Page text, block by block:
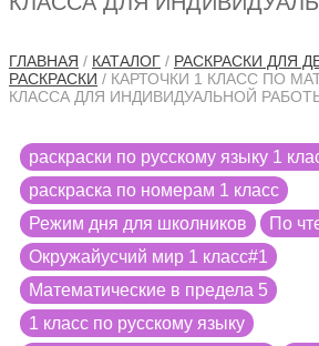
ГЛАВНАЯ / КАТАЛОГ / РАСКРАСКИ ДЛЯ
РАСКРАСКИ / КАРТОЧКИ 1 КЛАСС ПО
КЛАССА ДЛЯ ИНДИВИДУАЛЬНОЙ
раскраски по русскому языку 1
раскраска по номерам 1 класс
Режим дня для школников
По
Окружайусчий мир 1 класс#1
Математические в предела 5
1 класс по русскому языку